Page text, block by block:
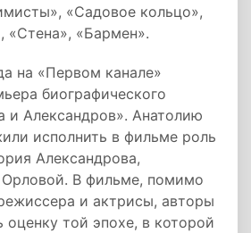
«Садовое кольцо»,
«Стена», «Бармен».
на «Первом канале»
биографического
и Александров». Анатолию
исполнить в фильме роль
Александрова,
В фильме, помимо
и актрисы, авторы
оценку той эпохе, в которой